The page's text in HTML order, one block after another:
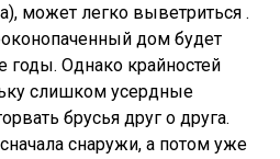
может легко выветриться .
дом будет
годы. Однако крайностей
слишком усердные
брусья друг о друга.
снаружи, а потом уже